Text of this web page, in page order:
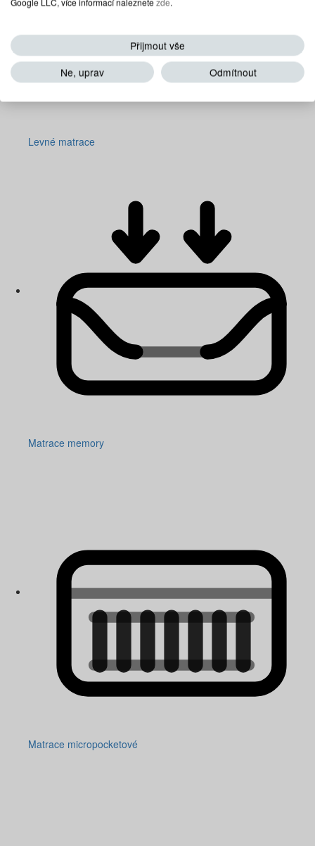
Levné matrace
Matrace memory
Matrace micropocketové
Přijmout vše
Ne, uprav
Odmítnout